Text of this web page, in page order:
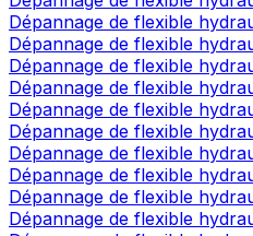
Dépannage de flexible
Dépannage de flexible
Dépannage de flexible
Dépannage de flexible
Dépannage de flexible
Dépannage de flexible
Dépannage de flexible
Dépannage de flexible
Dépannage de flexible
Dépannage de flexible